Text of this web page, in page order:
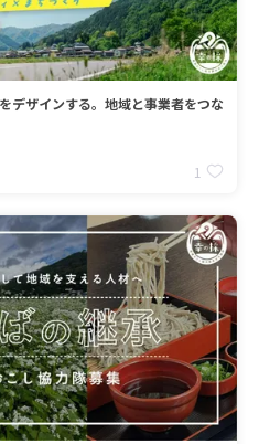
デザインする。地域と事業者をつな
1